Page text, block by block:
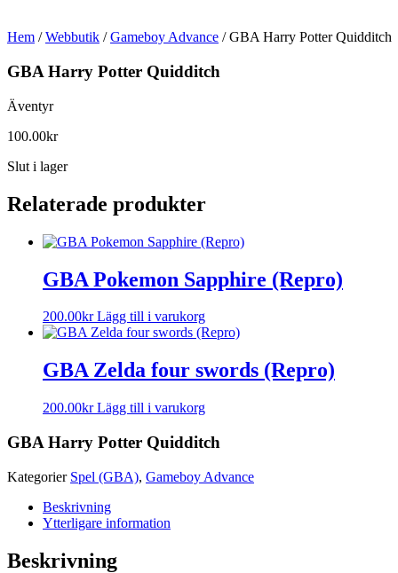
Hem /Webbutik /Gameboy Advance / GBA Harry Potter Quidditch
GBA Harry Potter Quidditch
Äventyr
100.00kr
Slut i lager
Relaterade produkter
GBA Pokemon Sapphire (Repro)
200.00kr Lägg till i varukorg
GBA Zelda four swords (Repro)
200.00kr Lägg till i varukorg
GBA Harry Potter Quidditch
Kategorier Spel (GBA), Gameboy Advance
Beskrivning
Ytterligare information
Beskrivning